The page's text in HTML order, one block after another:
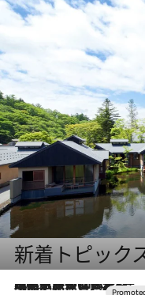
新着トピック
2026.7.31
【ホテル帰省】という選択肢をOMOが提案。家族とほどよい距離を保つには「昼は実家、夜は気兼ねなくホテルで！」